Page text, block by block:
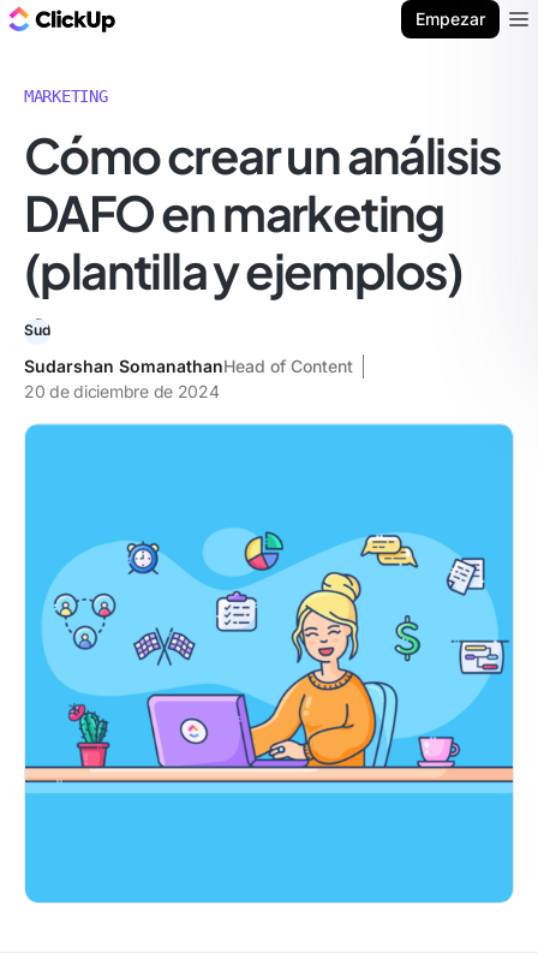
Empezar
MARKETING
Cómo crear un análisis
DAFO en marketing
(plantilla y ejemplos)
Sudarshan SomanathanHead of Content
20 de diciembre de 2024